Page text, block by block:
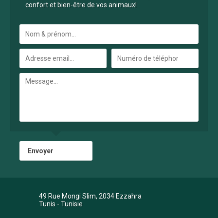
confort et bien-être de vos animaux!
49 Rue Mongi Slim, 2034 Ezzahra
Tunis - Tunisie